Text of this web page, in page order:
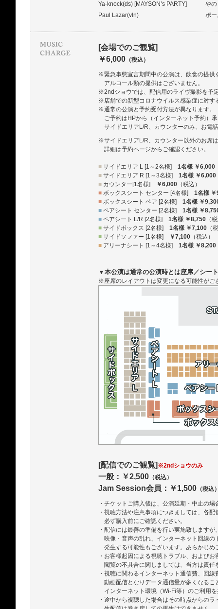
Ya-knock(ds) [MAYSON’s PARTY]
やの
Paul Lazar(vln)
ポ
[会場でのご観覧]
￥6,000 （税込）
※緊急事態宣言期間中の公演は、飲食の提供
アルコール類の提供はございません。
※2ndショウでは、配信用のライヴ撮影を予
※店舗での新型コロナウイルス感染症に対す
※通常の公演と予約受付方法が異なります。
ご予約はHPから（インターネット予約）
サイドエリアL/R、カウンターのみ、お電
※サイドエリアL/R、カウンター以外のお席
詳細は予約ページからご確認ください。
■ サイドエリア L [1～2名様] 1名様 ￥6,000
■ サイドエリア R [1～3名様] 1名様 ￥6,000
■ カウンター[1名様] ￥6,000 （税込）
■ ボックスシート センター [4名様] 1名様
■ ボックスシート ペア [2名様] 1名様 ￥
■ ペアシート センター [2名様] 1名様 ￥
■ ペアシート L/R [2名様] 1名様 ￥8,750 （
■ サイドボックス [2名様] 1名様 ￥7,100 （
■ サイドソファー [1名様] ￥7,100 （税込）
■ アリーナシート [1～4名様] 1名様 ￥8,200
▼本公演は通常の公演時とは座席／シー
※座席のレイアウトは変更になる可能性がご
[配信でのご観覧] ※2ndショウのみ
一般：￥2,500 （税込）
Jam Session会員：￥1,500 （税込
・チケットご購入後は、公演延期・中止の
・視聴方法や注意事項につきましては、各
必ず購入前にご確認ください。
・配信には最善の準備を行い実施致します
映像・音声の乱れ、インターネット回線
発生する可能性もございます。あらかじめ
・お客様起因による視聴トラブル、および
閲覧の不具合に関しましては、当方は責任
・視聴に関わるインターネット通信費、回
動画配信となりデータ通信量が多くなるこ
インターネット環境（Wi-Fi等）のご利用
・途中から視聴した場合はその時点からのラ